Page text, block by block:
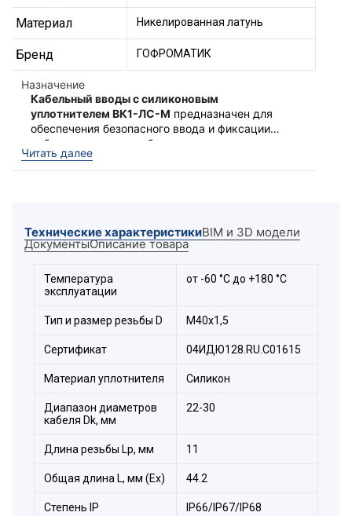
Материал Никелированная латунь
Бренд ГОФРОМАТИК
Назначение
Кабельный вводы с силиконовым
уплотнителем ВК1-ЛС-М предназначен для
обеспечения безопасного ввода и фиксации
небронированного кабеля в корпус
электротехнического устройства. С широким
температурным диапазоном эксплуатации от
Ввод выполняет функцию удерживающего
Состав комплекта:
Уплотнитель силиконовый
Уплотнитель силиконовый
Заглушка
Читать далее
Технические характеристикиBIM и 3D модели
ДокументыОписание товара
Температура
эксплуатации
от -60 °С до +180 °С
Тип и размер резьбы D М40х1,5
Сертификат 04ИДЮ128.RU.С01615
Материал уплотнителя Силикон
Диапазон диаметров
кабеля Dk, мм
22-30
Длина резьбы Lр, мм 11
Общая длина L, мм (Ex) 44.2
Степeнь IP IP66/IP67/IP68